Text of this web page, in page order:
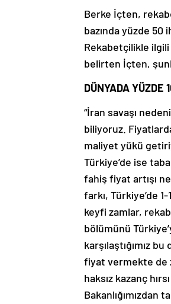
Berke İçten,
bazında yüzde 50
Rekabetçilikle ilgili
belirten İçten,
DÜNYADA YÜZDE
“İran savaşı
biliyoruz.
maliyet yükü
Türkiye’de ise
fahiş fiyat artışı
farkı, Türkiye’de
keyfi zamlar,
bölümünü
karşılaştığımız
fiyat vermekte de
haksız kazanç